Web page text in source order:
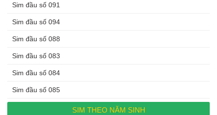
Sim đầu số 091
Sim đầu số 094
Sim đầu số 088
Sim đầu số 083
Sim đầu số 084
Sim đầu số 085
SIM THEO NĂM SINH